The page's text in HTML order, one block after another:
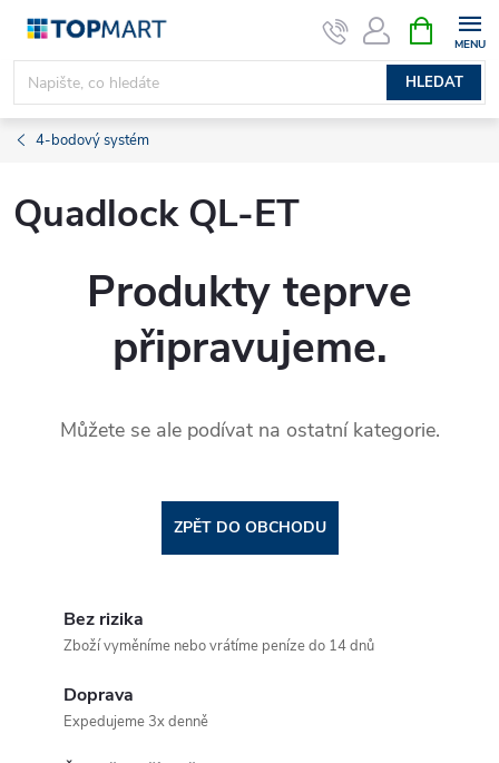
Přejít
obsah
HLEDAT
NÁKUPNÍ
KOŠÍK
4-bodový systém
Quadlock QL-ET
Produkty teprve
připravujeme.
Můžete se ale podívat na ostatní kategorie.
ZPĚT DO OBCHODU
Bez rizika
Zboží vyměníme nebo vrátíme peníze do 14 dnů
Doprava
Expedujeme 3x denně